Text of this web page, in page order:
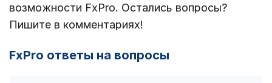
возможности FxPro. Остались вопросы?
Пишите в комментариях!
FxPro ответы на вопросы